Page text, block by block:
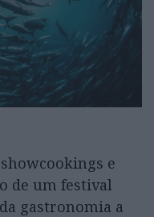
e
de um festival
gastronomia a